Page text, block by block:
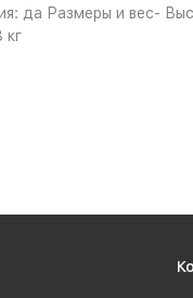
да Размеры и вес-
кг